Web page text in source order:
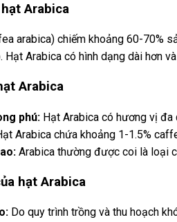
Arabica
arabica) chiếm khoảng 60-70%
Hạt Arabica có hình dạng dài hơn
Arabica
phú: Hạt Arabica có hương vị đa
Arabica chứa khoảng 1-1.5%
Arabica thường được coi là loại
hạt Arabica
Do quy trình trồng và thu hoạch